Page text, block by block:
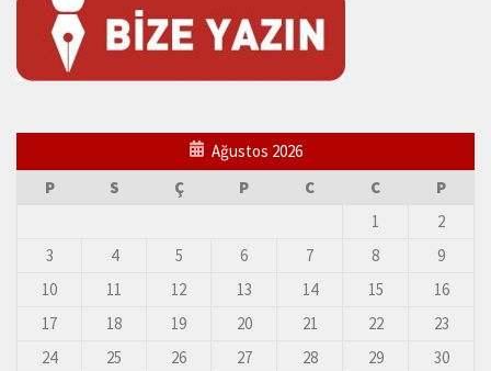
Ağustos 2026
P
S Ç P C C
P
1
2
3
4 5 6 7 8
9
10
11 12 13 14 15
16
17
18 19 20 21 22
23
24
25 26 27 28 29
30